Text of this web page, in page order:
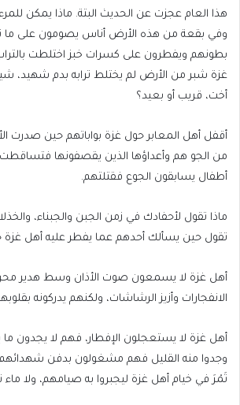
هذا العام عجزت عن الحديث البتة. ماذا يمكن
وفي بقعة من هذه الأرض أناس يصومون على
بطونهم ويفطرون على كسرات خبز اختلطت
غزة شبر من الأرض لم يختلط ترابه بدم شهيد،
أخت، قريب أو بعيد؟
أقفل أهل المعابر حول غزة بواباتهم حين صدرت
من الجو هم وأعداؤها الذين يقصفونها
أطفال يسابقون الجوع فقتلتهم.
ماذا تقول لأحفادك في زمن الجبن والجبناء،
تقول حين يسألك أحدهم عما يفطر عليه أهل غزة
أهل غزة لا يسمعون صوت الأذان وسط هدير
الانفجارات وأزيز الرشاشات، ولكنهم يدركونه
أهل غزة لا يستعجلون الإفطار، فهم لا يجدون ما
وجدوا منه القليل فهم مشغولون بدفن
تَمْرَ في خيام أهل غزة ليجبروا به صيامهم، ولا ماء